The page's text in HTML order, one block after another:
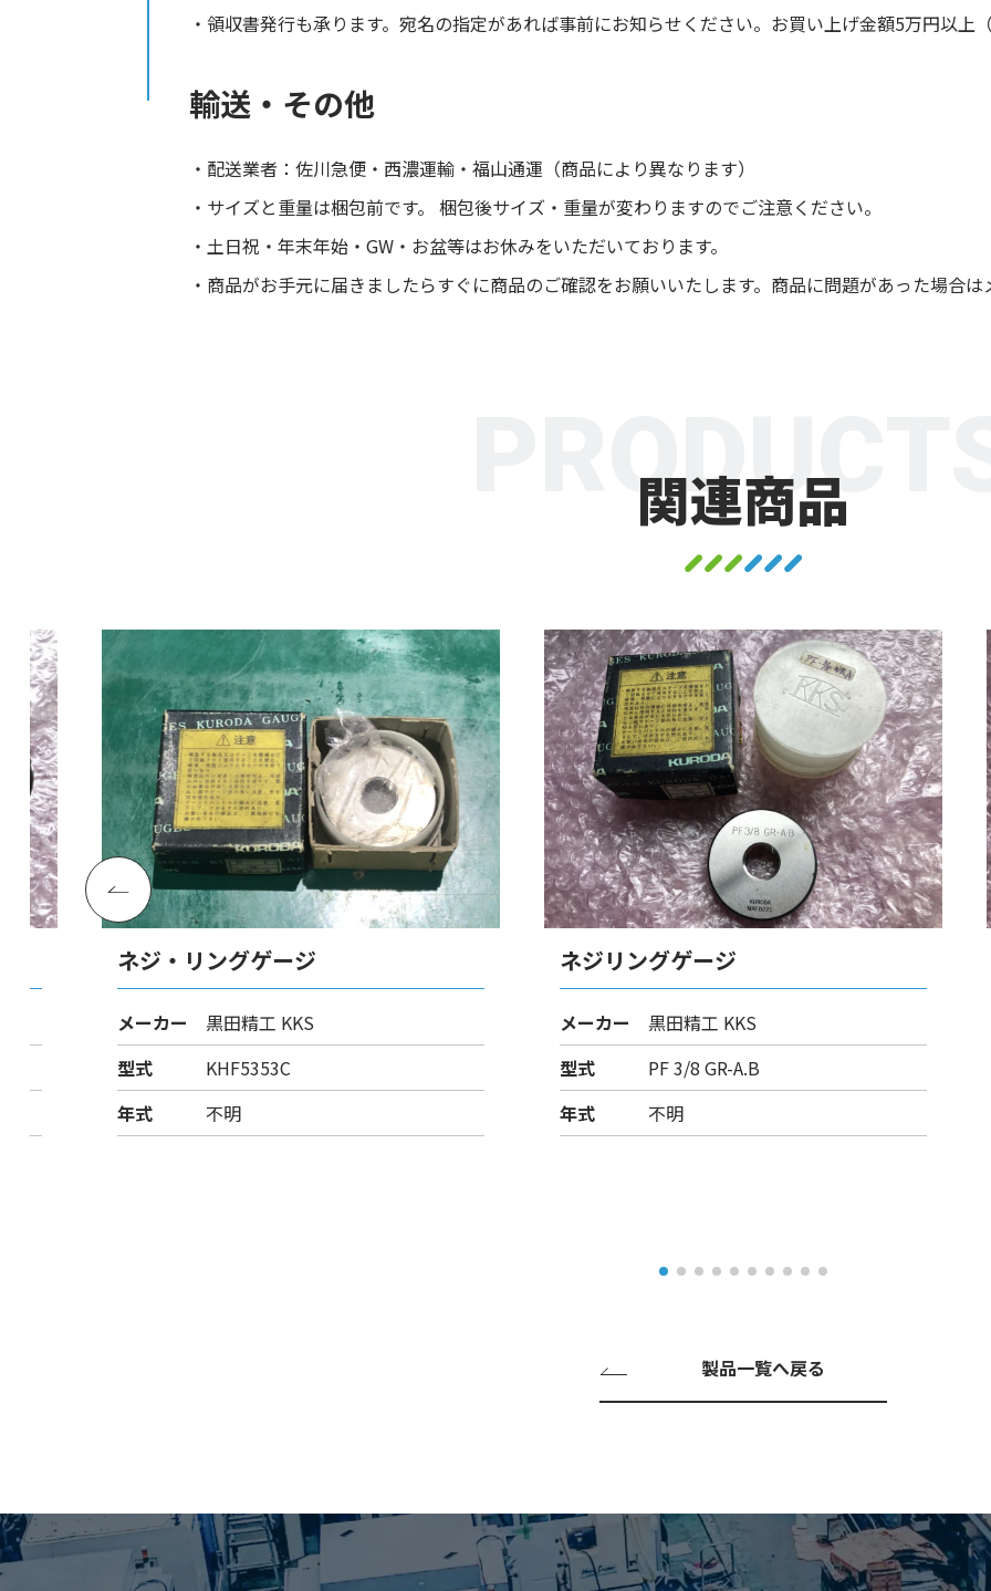
領収書発行も承ります。宛名の指定があれば事前にお知らせください。お買い上げ金額5万円以上
輸送・その他
配送業者：佐川急便・西濃運輸・福山通運（商品により異なります）
サイズと重量は梱包前です。 梱包後サイズ・重量が変わりますのでご注意ください。
土日祝・年末年始・GW・お盆等はお休みをいただいております。
商品がお手元に届きましたらすぐに商品のご確認をお願いいたします。商品に問題があった場合
関連商品
ネジ・リングゲージ
メーカー
黒田精工 KKS
型式
KHF5353C
年式
不明
ネジリングゲージ
メーカー
黒田精工 KKS
型式
PF 3/8 GR-A.B
年式
不明
製品一覧へ戻る